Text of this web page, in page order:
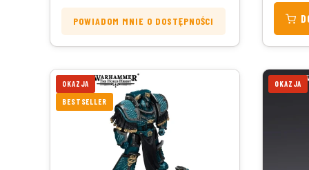
POWIADOM MNIE O DOSTĘPNOŚCI
OKAZJA
BESTSELLER
OKAZJA